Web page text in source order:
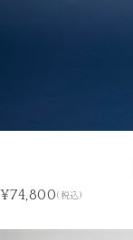
¥74,800(税込)